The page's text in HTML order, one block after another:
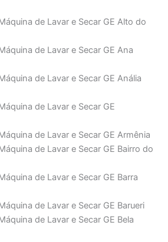
de Lavar e Secar GE Alto do
de Lavar e Secar GE Ana
de Lavar e Secar GE Anália
de Lavar e Secar GE
de Lavar e Secar GE Armênia
de Lavar e Secar GE Bairro do
de Lavar e Secar GE Barra
de Lavar e Secar GE Barueri
de Lavar e Secar GE Bela